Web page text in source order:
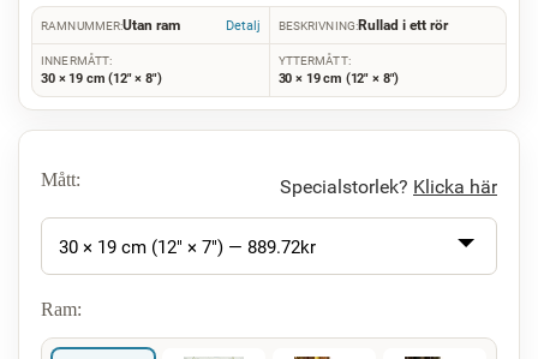
RAMNUMMER:Utan ram Detalj BESKRIVNING:Rullad i ett rör
INNERMÅTT:
30 × 19 cm (12" × 8")
YTTERMÅTT:
30 × 19 cm (12" × 8")
Mått: Specialstorlek? Klicka här
30 × 19 cm (12" × 7") — 889.72kr
Ram: